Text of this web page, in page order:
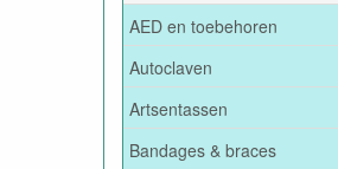
AED en toebehoren
Autoclaven
Artsentassen
Bandages & braces